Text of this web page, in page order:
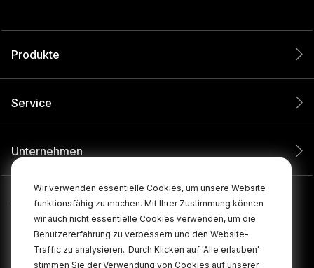
Wir verwenden essentielle Cookies, um unsere Website
funktionsfähig zu machen. Mit Ihrer Zustimmung können
wir auch nicht essentielle Cookies verwenden, um die
Benutzererfahrung zu verbessern und den Website-
Traffic zu analysieren. Durch Klicken auf 'Alle erlauben'
stimmen Sie der Verwendung von Cookies auf unserer
Produkte
Service
Unternehmen